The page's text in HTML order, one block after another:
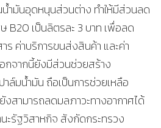
ำมันอุดหนุนส่วนต่าง ทำให้มีส่วนลด
B20 เป็นลิตรละ 3 บาท เพื่อลด
ร ค่าบริการขนส่งสินค้า และค่า
กจากนี้ยังมีส่วนช่วยสร้าง
ล์มน้ำมัน ถือเป็นการช่วยเหลือ
งสามารถลดมลภาวะทางอากาศได้
ะรัฐวิสาหกิจ สังกัดกระทรวง